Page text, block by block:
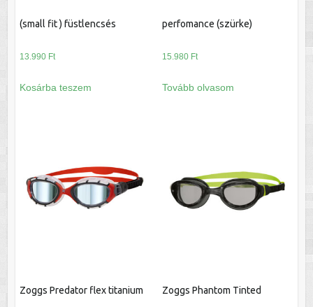
(small fit ) füstlencsés
13.990 Ft
Kosárba teszem
perfomance (szürke)
15.980 Ft
Tovább olvasom
Zoggs Predator flex titanium Zoggs Phantom Tinted